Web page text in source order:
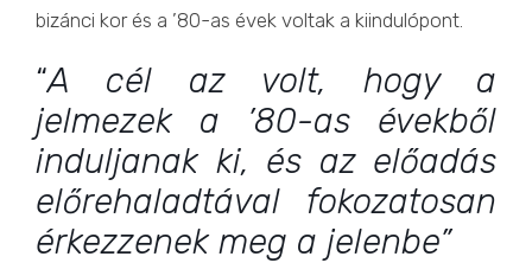
bizánci kor és a ’80-as évek voltak a kiindulópont.
“A cél az volt, hogy a
jelmezek a ’80-as évekből
induljanak ki, és az előadás
előrehaladtával fokozatosan
érkezzenek meg a jelenbe”